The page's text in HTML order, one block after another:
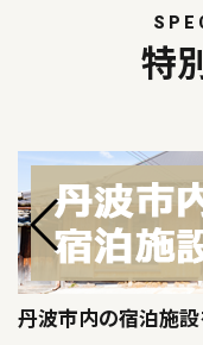
特
丹波市内の宿泊施